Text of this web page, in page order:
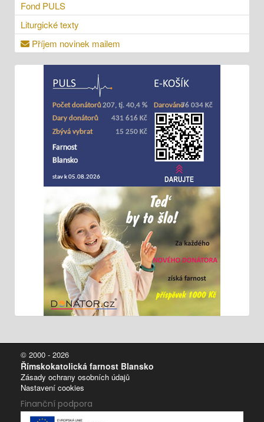
Fond PULS
Liturgické texty
Příjem novinek mailem
© 2000 - 2026
Římskokatolická farnost Blansko
Zásady ochrany osobních údajů
Nastavení cookies
Finanční podpora